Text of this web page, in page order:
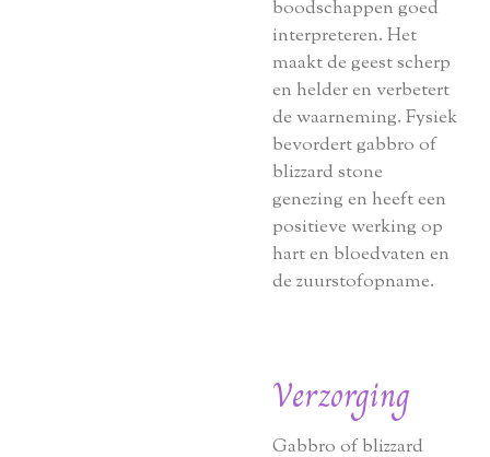
boodschappen goed
interpreteren. Het
maakt de geest scherp
en helder en verbetert
de waarneming. Fysiek
bevordert gabbro of
blizzard stone
genezing en heeft een
positieve werking op
hart en bloedvaten en
de zuurstofopname.
Verzorging
Gabbro of blizzard